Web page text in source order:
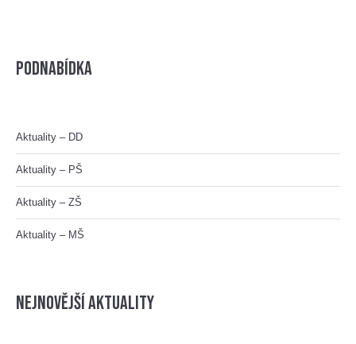
Podnabídka
Aktuality – DD
Aktuality – PŠ
Aktuality – ZŠ
Aktuality – MŠ
nejnovější aktuality